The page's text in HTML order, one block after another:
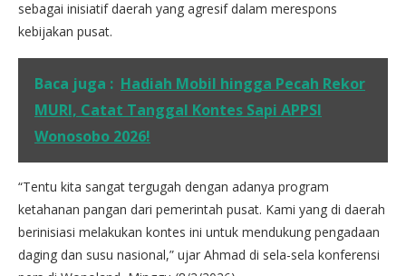
sebagai inisiatif daerah yang agresif dalam merespons
kebijakan pusat.
Baca juga : Hadiah Mobil hingga Pecah Rekor
MURI, Catat Tanggal Kontes Sapi APPSI
Wonosobo 2026!
“Tentu kita sangat tergugah dengan adanya program
ketahanan pangan dari pemerintah pusat. Kami yang di daerah
berinisiasi melakukan kontes ini untuk mendukung pengadaan
daging dan susu nasional,” ujar Ahmad di sela-sela konferensi